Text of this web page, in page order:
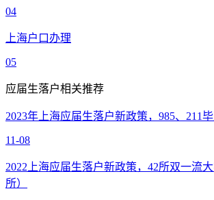
04
上海户口办理
05
应届生落户相关推荐
2023年上海应届生落户新政策，985、211
11-08
2022上海应届生落户新政策，42所双一流
所）